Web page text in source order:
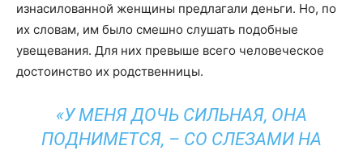
изнасилованной женщины предлагали деньги. Но, по
их словам, им было смешно слушать подобные
увещевания. Для них превыше всего человеческое
достоинство их родственницы.
«У МЕНЯ ДОЧЬ СИЛЬНАЯ, ОНА
ПОДНИМЕТСЯ, – СО СЛЕЗАМИ НА